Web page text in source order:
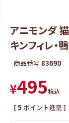
アニモンダ
キンフィレ
商品番号 83690
¥495税込
[5 ポイント進呈 ]